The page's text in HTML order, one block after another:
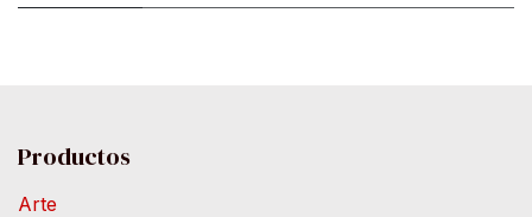
Productos
Arte